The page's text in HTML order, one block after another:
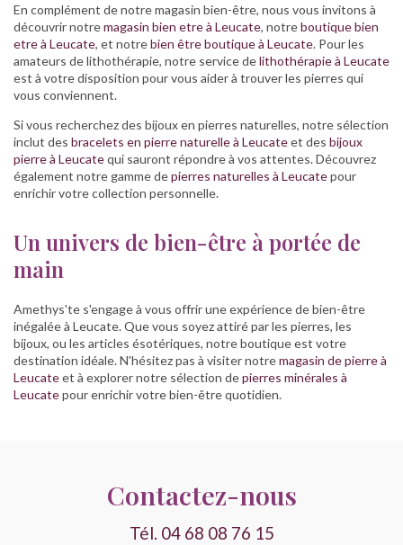
En complément de notre magasin bien-être, nous vous invitons à
découvrir notremagasin bien etre à Leucate, notreboutique bien
etre à Leucate, et notrebien être boutique à Leucate. Pour les
amateurs de lithothérapie, notre service delithothérapie à Leucate
est à votre disposition pour vous aider à trouver les pierres qui
vous conviennent.
Si vous recherchez des bijoux en pierres naturelles, notre sélection
inclut des bracelets en pierre naturelle à Leucateet des bijoux
pierre à Leucatequi sauront répondre à vos attentes. Découvrez
également notre gamme depierres naturelles à Leucatepour
enrichir votre collection personnelle.
Un univers de bien-être à portée de
main
Amethys'te s'engage à vous offrir une expérience de bien-être
inégalée à Leucate. Que vous soyez attiré par les pierres, les
bijoux, ou les articles ésotériques, notre boutique est votre
destination idéale. N'hésitez pas à visiter notremagasin de pierre à
Leucateet à explorer notre sélection depierres minérales à
Leucatepour enrichir votre bien-être quotidien.
Contactez-nous
Tél. 04 68 08 76 15